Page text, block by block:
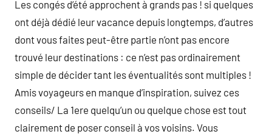
Les congés d’été approchent à grands pas ! si quelques
ont déjà dédié leur vacance depuis longtemps, d’autres
dont vous faites peut-être partie n’ont pas encore
trouvé leur destinations : ce n’est pas ordinairement
simple de décider tant les éventualités sont multiples !
Amis voyageurs en manque d’inspiration, suivez ces
conseils/ La 1ere quelqu’un ou quelque chose est tout
clairement de poser conseil à vos voisins. Vous